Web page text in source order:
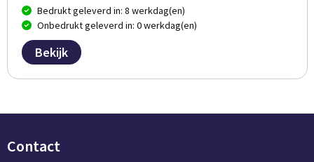
Bedrukt geleverd in: 8 werkdag(en)
Onbedrukt geleverd in: 0 werkdag(en)
Bekijk
Contact